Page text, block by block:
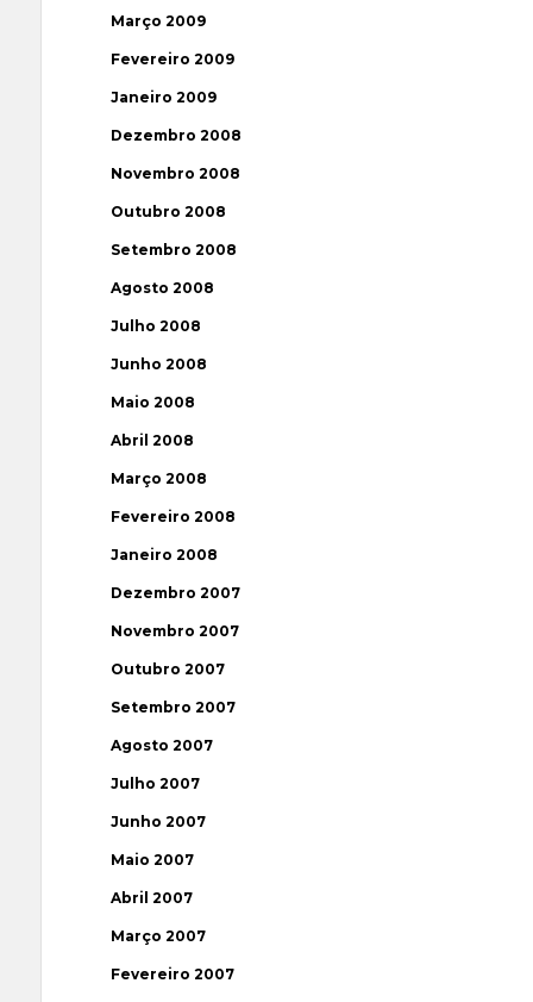
Março 2009
Fevereiro 2009
Janeiro 2009
Dezembro 2008
Novembro 2008
Outubro 2008
Setembro 2008
Agosto 2008
Julho 2008
Junho 2008
Maio 2008
Abril 2008
Março 2008
Fevereiro 2008
Janeiro 2008
Dezembro 2007
Novembro 2007
Outubro 2007
Setembro 2007
Agosto 2007
Julho 2007
Junho 2007
Maio 2007
Abril 2007
Março 2007
Fevereiro 2007